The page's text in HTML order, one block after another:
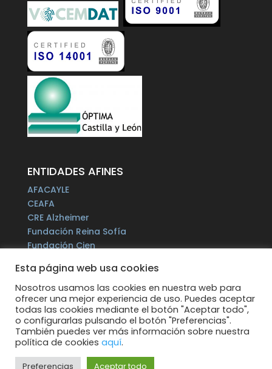
ENTIDADES AFINES
AFACAYLE
CEAFA
CRE Alzheimer
Fundación Reina Sofía
Fundación Cien
Fundación Por un Mañana sin Alzheimer
Fundación Tase
Alzheimer Europe
Esta página web usa cookies
Nosotros usamos las cookies en nuestra web para
ofrecer una mejor experiencia de uso. Puedes aceptar
todas las cookies mediante el botón "Aceptar todo",
o configurarlas pulsando el botón "Preferencias".
También puedes ver más información sobre nuestra
política de cookies aquí.
Preferencias Aceptar todo